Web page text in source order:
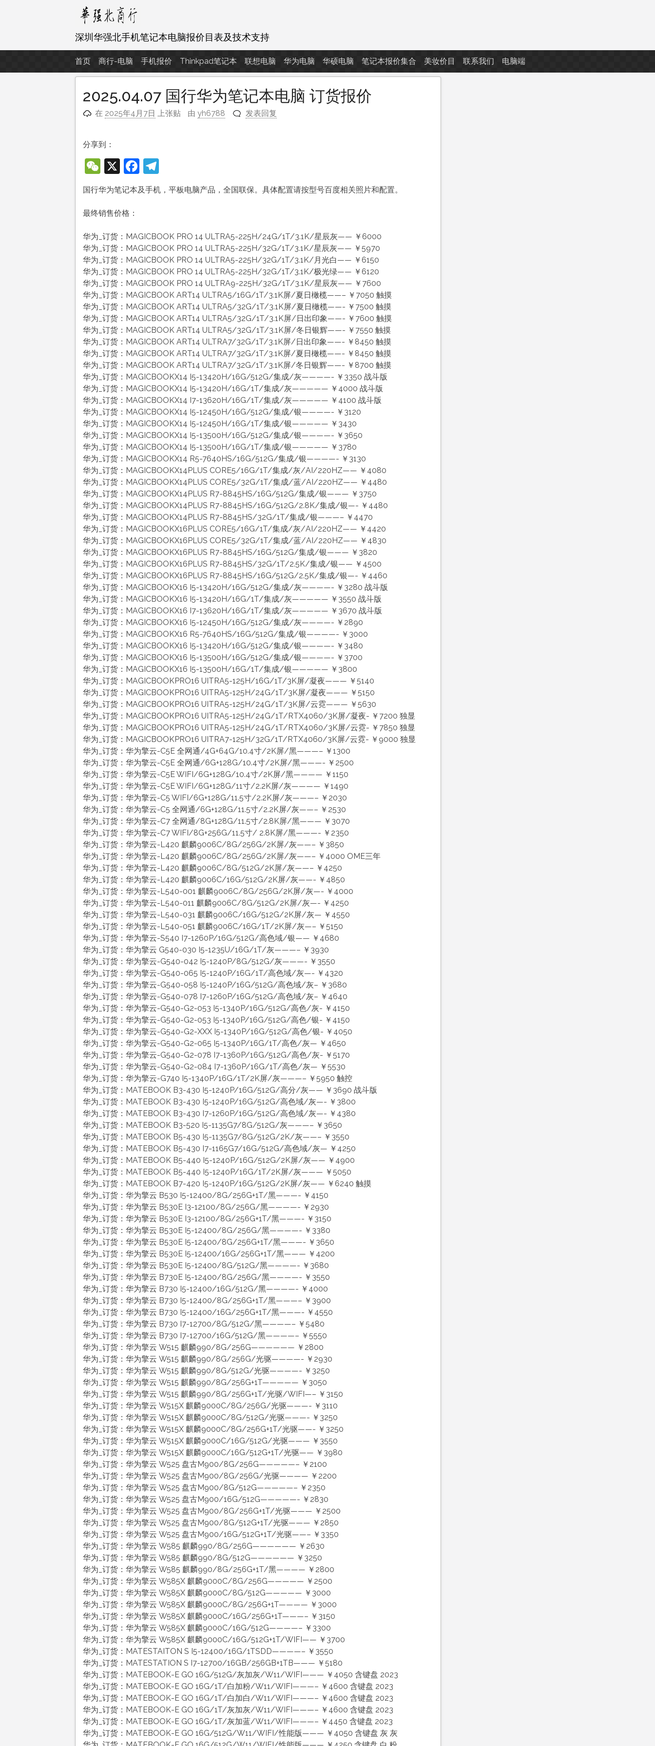
内
深圳华强北手机笔记本电脑报价目表及技术支持
首页 商行-电脑 手机报价 Thinkpad笔记本 联想电脑 华为电脑 华硕电脑 笔记本报价集合 美妆价目 联系我们 电脑端
2025.04.07 国行华为笔记本电脑 订货报价
在 2025年4月7日 上张贴 由yh6788 发表回复
分享到：
WeChat
X Facebook
Telegram
国行华为笔记本及手机，平板电脑产品，全国联保。具体配置请按型号百度相关照片和配置。
最终销售价格：
华为_订货：MAGICBOOK PRO 14 ULTRA5-225H/24G/1T/3.1K/星辰灰—— ￥6000
华为_订货：MAGICBOOK PRO 14 ULTRA5-225H/32G/1T/3.1K/星辰灰—— ￥5970
华为_订货：MAGICBOOK PRO 14 ULTRA5-225H/32G/1T/3.1K/月光白—— ￥6150
华为_订货：MAGICBOOK PRO 14 ULTRA5-225H/32G/1T/3.1K/极光绿—— ￥6120
华为_订货：MAGICBOOK PRO 14 ULTRA9-225H/32G/1T/3.1K/星辰灰—— ￥7600
华为_订货：MAGICBOOK ART14 ULTRA5/16G/1T/3.1K屏/夏日橄榄——– ￥7050 触摸
华为_订货：MAGICBOOK ART14 ULTRA5/32G/1T/3.1K屏/夏日橄榄——- ￥7500 触摸
华为_订货：MAGICBOOK ART14 ULTRA5/32G/1T/3.1K屏/日出印象——- ￥7600 触摸
华为_订货：MAGICBOOK ART14 ULTRA5/32G/1T/3.1K屏/冬日银辉——- ￥7550 触摸
华为_订货：MAGICBOOK ART14 ULTRA7/32G/1T/3.1K屏/日出印象——- ￥8450 触摸
华为_订货：MAGICBOOK ART14 ULTRA7/32G/1T/3.1K屏/夏日橄榄——- ￥8450 触摸
华为_订货：MAGICBOOK ART14 ULTRA7/32G/1T/3.1K屏/冬日银辉——- ￥8700 触摸
华为_订货：MAGICBOOKX14 I5-13420H/16G/512G/集成/灰————- ￥3350 战斗版
华为_订货：MAGICBOOKX14 I5-13420H/16G/1T/集成/灰————— ￥4000 战斗版
华为_订货：MAGICBOOKX14 I7-13620H/16G/1T/集成/灰————— ￥4100 战斗版
华为_订货：MAGICBOOKX14 I5-12450H/16G/512G/集成/银————- ￥3120
华为_订货：MAGICBOOKX14 I5-12450H/16G/1T/集成/银————— ￥3430
华为_订货：MAGICBOOKX14 I5-13500H/16G/512G/集成/银————- ￥3650
华为_订货：MAGICBOOKX14 I5-13500H/16G/1T/集成/银————— ￥3780
华为_订货：MAGICBOOKX14 R5-7640HS/16G/512G/集成/银————- ￥3130
华为_订货：MAGICBOOKX14PLUS CORE5/16G/1T/集成/灰/AI/220HZ—— ￥4080
华为_订货：MAGICBOOKX14PLUS CORE5/32G/1T/集成/蓝/AI/220HZ—— ￥4480
华为_订货：MAGICBOOKX14PLUS R7-8845HS/16G/512G/集成/银——— ￥3750
华为_订货：MAGICBOOKX14PLUS R7-8845HS/16G/512G/2.8K/集成/银—- ￥4480
华为_订货：MAGICBOOKX14PLUS R7-8845HS/32G/1T/集成/银———– ￥4470
华为_订货：MAGICBOOKX16PLUS CORE5/16G/1T/集成/灰/AI/220HZ—— ￥4420
华为_订货：MAGICBOOKX16PLUS CORE5/32G/1T/集成/蓝/AI/220HZ—— ￥4830
华为_订货：MAGICBOOKX16PLUS R7-8845HS/16G/512G/集成/银——— ￥3820
华为_订货：MAGICBOOKX16PLUS R7-8845HS/32G/1T/2.5K/集成/银—— ￥4500
华为_订货：MAGICBOOKX16PLUS R7-8845HS/16G/512G/2.5K/集成/银—- ￥4460
华为_订货：MAGICBOOKX16 I5-13420H/16G/512G/集成/灰————- ￥3280 战斗版
华为_订货：MAGICBOOKX16 I5-13420H/16G/1T/集成/灰————— ￥3550 战斗版
华为_订货：MAGICBOOKX16 I7-13620H/16G/1T/集成/灰————— ￥3670 战斗版
华为_订货：MAGICBOOKX16 I5-12450H/16G/512G/集成/灰————- ￥2890
华为_订货：MAGICBOOKX16 R5-7640HS/16G/512G/集成/银————- ￥3000
华为_订货：MAGICBOOKX16 I5-13420H/16G/512G/集成/银————- ￥3480
华为_订货：MAGICBOOKX16 I5-13500H/16G/512G/集成/银————- ￥3700
华为_订货：MAGICBOOKX16 I5-13500H/16G/1T/集成/银————— ￥3800
华为_订货：MAGICBOOKPRO16 UITRA5-125H/16G/1T/3K屏/凝夜——— ￥5140
华为_订货：MAGICBOOKPRO16 UITRA5-125H/24G/1T/3K屏/凝夜——— ￥5150
华为_订货：MAGICBOOKPRO16 UITRA5-125H/24G/1T/3K屏/云霓——— ￥5630
华为_订货：MAGICBOOKPRO16 UITRA5-125H/24G/1T/RTX4060/3K屏/凝夜- ￥7200 独显
华为_订货：MAGICBOOKPRO16 UITRA5-125H/24G/1T/RTX4060/3K屏/云霓- ￥7850 独显
华为_订货：MAGICBOOKPRO16 UITRA7-125H/32G/1T/RTX4060/3K屏/云霓- ￥9000 独显
华为_订货：华为擎云-C5E 全网通/4G+64G/10.4寸/2K屏/黑———– ￥1300
华为_订货：华为擎云-C5E 全网通/6G+128G/10.4寸/2K屏/黑———- ￥2500
华为_订货：华为擎云-C5E WIFI/6G+128G/10.4寸/2K屏/黑———— ￥1150
华为_订货：华为擎云-C5E WIFI/6G+128G/11寸/2.2K屏/灰———— ￥1490
华为_订货：华为擎云-C5 WIFI/6G+128G/11.5寸/2.2K屏/灰———– ￥2030
华为_订货：华为擎云-C5 全网通/6G+128G/11.5寸/2.2K屏/灰——– ￥2530
华为_订货：华为擎云-C7 全网通/8G+128G/11.5寸/2.8K屏/黑——— ￥3070
华为_订货：华为擎云-C7 WIFI/8G+256G/11.5寸/ 2.8K屏/黑———- ￥2350
华为_订货：华为擎云-L420 麒麟9006C/8G/256G/2K屏/灰——– ￥3850
华为_订货：华为擎云-L420 麒麟9006C/8G/256G/2K屏/灰——– ￥4000 OME三年
华为_订货：华为擎云-L420 麒麟9006C/8G/512G/2K屏/灰——– ￥4250
华为_订货：华为擎云-L420 麒麟9006C/16G/512G/2K屏/灰——- ￥4850
华为_订货：华为擎云-L540-001 麒麟9006C/8G/256G/2K屏/灰—- ￥4000
华为_订货：华为擎云-L540-011 麒麟9006C/8G/512G/2K屏/灰—- ￥4250
华为_订货：华为擎云-L540-031 麒麟9006C/16G/512G/2K屏/灰— ￥4550
华为_订货：华为擎云-L540-051 麒麟9006C/16G/1T/2K屏/灰—– ￥5150
华为_订货：华为擎云-S540 I7-1260P/16G/512G/高色域/银—— ￥4680
华为_订货：华为擎云 G540-030 I5-1235U/16G/1T/灰———– ￥3930
华为_订货：华为擎云-G540-042 I5-1240P/8G/512G/灰———- ￥3550
华为_订货：华为擎云-G540-065 I5-1240P/16G/1T/高色域/灰—- ￥4320
华为_订货：华为擎云-G540-058 I5-1240P/16G/512G/高色域/灰– ￥3680
华为_订货：华为擎云-G540-078 I7-1260P/16G/512G/高色域/灰– ￥4640
华为_订货：华为擎云-G540-G2-053 I5-1340P/16G/512G/高色/灰- ￥4150
华为_订货：华为擎云-G540-G2-053 I5-1340P/16G/512G/高色/银- ￥4150
华为_订货：华为擎云-G540-G2-XXX I5-1340P/16G/512G/高色/银- ￥4050
华为_订货：华为擎云-G540-G2-065 I5-1340P/16G/1T/高色/灰— ￥4650
华为_订货：华为擎云-G540-G2-078 I7-1360P/16G/512G/高色/灰- ￥5170
华为_订货：华为擎云-G540-G2-084 I7-1360P/16G/1T/高色/灰— ￥5530
华为_订货：华为擎云-G740 I5-1340P/16G/1T/2K屏/灰———– ￥5950 触控
华为_订货：MATEBOOK B3-430 I5-1240P/16G/512G/高分/灰—— ￥3690 战斗版
华为_订货：MATEBOOK B3-430 I5-1240P/16G/512G/高色域/灰—- ￥3800
华为_订货：MATEBOOK B3-430 I7-1260P/16G/512G/高色域/灰—- ￥4380
华为_订货：MATEBOOK B3-520 I5-1135G7/8G/512G/灰———– ￥3650
华为_订货：MATEBOOK B5-430 I5-1135G7/8G/512G/2K/灰——– ￥3550
华为_订货：MATEBOOK B5-430 I7-1165G7/16G/512G/高色域/灰— ￥4250
华为_订货：MATEBOOK B5-440 I5-1240P/16G/512G/2K屏/灰—— ￥4900
华为_订货：MATEBOOK B5-440 I5-1240P/16G/1T/2K屏/灰——— ￥5050
华为_订货：MATEBOOK B7-420 I5-1240P/16G/512G/2K屏/灰—— ￥6240 触摸
华为_订货：华为擎云 B530 I5-12400/8G/256G+1T/黑———- ￥4150
华为_订货：华为擎云 B530E I3-12100/8G/256G/黑————- ￥2930
华为_订货：华为擎云 B530E I3-12100/8G/256G+1T/黑———- ￥3150
华为_订货：华为擎云 B530E I5-12400/8G/256G/黑————- ￥3380
华为_订货：华为擎云 B530E I5-12400/8G/256G+1T/黑———- ￥3650
华为_订货：华为擎云 B530E I5-12400/16G/256G+1T/黑——— ￥4200
华为_订货：华为擎云 B530E I5-12400/8G/512G/黑————- ￥3680
华为_订货：华为擎云 B730E I5-12400/8G/256G/黑————- ￥3550
华为_订货：华为擎云 B730 I5-12400/16G/512G/黑————- ￥4000
华为_订货：华为擎云 B730 I5-12400/8G/256G+1T/黑———– ￥3900
华为_订货：华为擎云 B730 I5-12400/16G/256G+1T/黑———- ￥4550
华为_订货：华为擎云 B730 I7-12700/8G/512G/黑————– ￥5480
华为_订货：华为擎云 B730 I7-12700/16G/512G/黑————– ￥5550
华为_订货：华为擎云 W515 麒麟990/8G/256G—————— ￥2800
华为_订货：华为擎云 W515 麒麟990/8G/256G/光驱————- ￥2930
华为_订货：华为擎云 W515 麒麟990/8G/512G/光驱————- ￥3250
华为_订货：华为擎云 W515 麒麟990/8G/256G+1T————— ￥3050
华为_订货：华为擎云 W515 麒麟990/8G/256G+1T/光驱/WIFI—– ￥3150
华为_订货：华为擎云 W515X 麒麟9000C/8G/256G/光驱———- ￥3110
华为_订货：华为擎云 W515X 麒麟9000C/8G/512G/光驱———- ￥3250
华为_订货：华为擎云 W515X 麒麟9000C/8G/256G+1T/光驱——- ￥3250
华为_订货：华为擎云 W515X 麒麟9000C/16G/512G/光驱——— ￥3550
华为_订货：华为擎云 W515X 麒麟9000C/16G/512G+1T/光驱—— ￥3980
华为_订货：华为擎云 W525 盘古M900/8G/256G—————– ￥2100
华为_订货：华为擎云 W525 盘古M900/8G/256G/光驱———— ￥2200
华为_订货：华为擎云 W525 盘古M900/8G/512G—————– ￥2350
华为_订货：华为擎云 W525 盘古M900/16G/512G—————- ￥2830
华为_订货：华为擎云 W525 盘古M900/8G/256G+1T/光驱——— ￥2500
华为_订货：华为擎云 W525 盘古M900/8G/512G+1T/光驱——— ￥2850
华为_订货：华为擎云 W525 盘古M900/16G/512G+1T/光驱——– ￥3350
华为_订货：华为擎云 W585 麒麟990/8G/256G—————— ￥2630
华为_订货：华为擎云 W585 麒麟990/8G/512G—————— ￥3250
华为_订货：华为擎云 W585 麒麟990/8G/256G+1T/黑———— ￥2800
华为_订货：华为擎云 W585X 麒麟9000C/8G/256G————— ￥2500
华为_订货：华为擎云 W585X 麒麟9000C/8G/512G————— ￥3000
华为_订货：华为擎云 W585X 麒麟9000C/8G/256G+1T———— ￥3000
华为_订货：华为擎云 W585X 麒麟9000C/16G/256G+1T———– ￥3150
华为_订货：华为擎云 W585X 麒麟9000C/16G/512G————– ￥3300
华为_订货：华为擎云 W585X 麒麟9000C/16G/512G+1T/WIFI—— ￥3700
华为_订货：MATESTAITON S I5-12400/16G/1TSDD————– ￥3550
华为_订货：MATESTATION S I7-12700/16GB/256GB+1TB——— ￥5180
华为_订货：MATEBOOK-E GO 16G/512G/灰加灰/W11/WIFI——— ￥4050 含键盘 2023
华为_订货：MATEBOOK-E GO 16G/1T/白加粉/W11/WIFI———– ￥4600 含键盘 2023
华为_订货：MATEBOOK-E GO 16G/1T/白加白/W11/WIFI———– ￥4600 含键盘 2023
华为_订货：MATEBOOK-E GO 16G/1T/灰加灰/W11/WIFI———– ￥4600 含键盘 2023
华为_订货：MATEBOOK-E GO 16G/1T/灰加蓝/W11/WIFI———– ￥4450 含键盘 2023
华为_订货：MATEBOOK-E GO 16G/512G/W11/WIFI/性能版——— ￥4050 含键盘 灰 灰